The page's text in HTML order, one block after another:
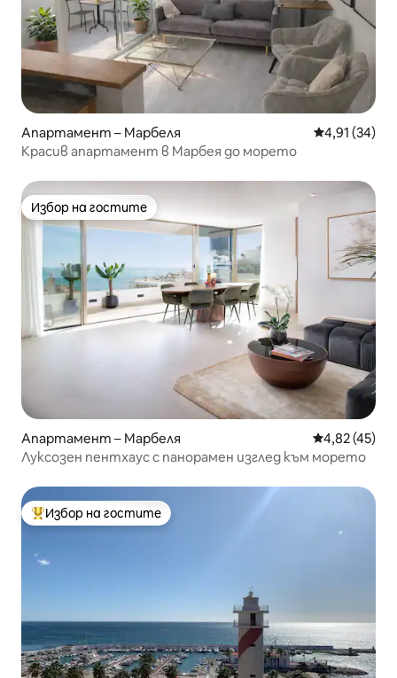
Апартамент – Марбеля Средна
4,91 (34)
Красив апартамент в Марбея до морето
Избор на гостите
Избор на гостите
Апартамент – Марбеля Средна
4,82 (45)
Луксозен пентхаус с панорамен изглед към морето
Най-популярен избор на гостите
Избор на гостите